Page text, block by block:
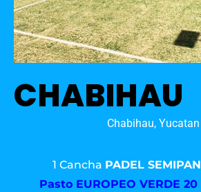
CHABIHAU
Chabihau, Yucatan
1 Cancha PADEL
Pasto EUROPEO VERDE